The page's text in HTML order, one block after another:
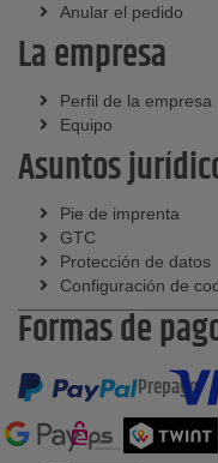
Anular el pedido
La empresa
Perfil de la empresa
Equipo
Asuntos
Pie de imprenta
GTC
Protección de datos
Configuración de
Formas de
Prepago